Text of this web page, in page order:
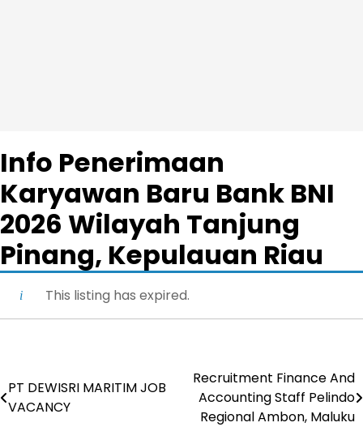
Info Penerimaan
Karyawan Baru Bank BNI
2026 Wilayah Tanjung
Pinang, Kepulauan Riau
This listing has expired.
Post
navigation
PT DEWISRI MARITIM JOB
VACANCY
Recruitment Finance And
Accounting Staff Pelindo
Regional Ambon, Maluku